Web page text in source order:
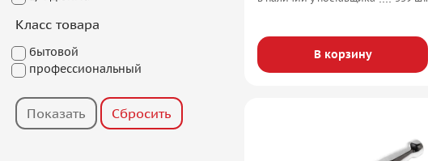
Класс товара
бытовой
профессиональный
В корзину